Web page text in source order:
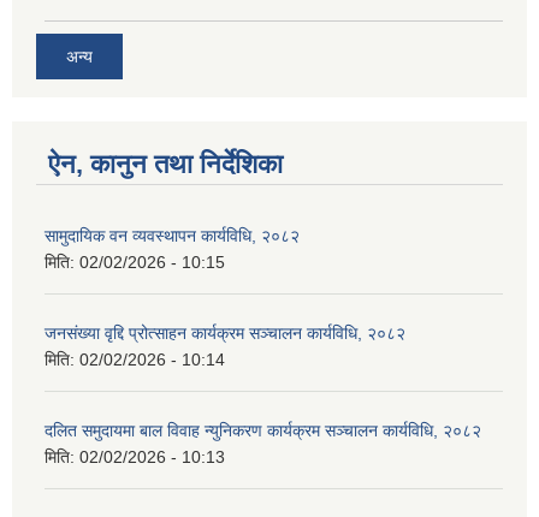
अन्य
ऐन, कानुन तथा निर्देशिका
सामुदायिक वन व्यवस्थापन कार्यविधि, २०८२
मिति: 02/02/2026 - 10:15
जनसंख्या वृद्दि प्रोत्साहन कार्यक्रम सञ्‍चालन कार्यविधि, २०८२
मिति: 02/02/2026 - 10:14
दलित समुदायमा बाल विवाह न्युनिकरण कार्यक्रम सञ्‍चालन कार्यविधि, २०८२
मिति: 02/02/2026 - 10:13